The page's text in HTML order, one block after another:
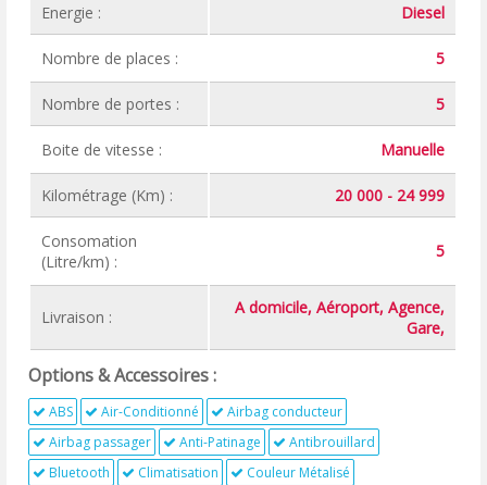
Energie : Diesel
Nombre de places : 5
Nombre de portes : 5
Boite de vitesse : Manuelle
Kilométrage (Km) : 20 000 - 24 999
Consomation
(Litre/km) :
5
Livraison :
A domicile, Aéroport, Agence,
Gare,
Options & Accessoires :
ABS Air-Conditionné
Airbag conducteur
Airbag passager
Anti-Patinage
Antibrouillard
Bluetooth
Climatisation
Couleur Métalisé